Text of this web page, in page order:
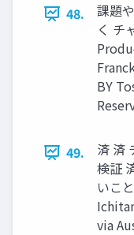
48.
課題
く チ
BY
49.
済 済
検証
いこ
via